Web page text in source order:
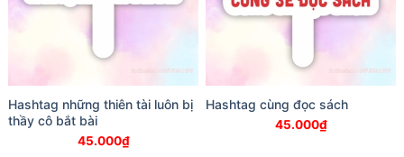
Hashtag những thiên tài luôn bị
thầy cô bắt bài
45.000₫
Hashtag cùng đọc sách
45.000₫